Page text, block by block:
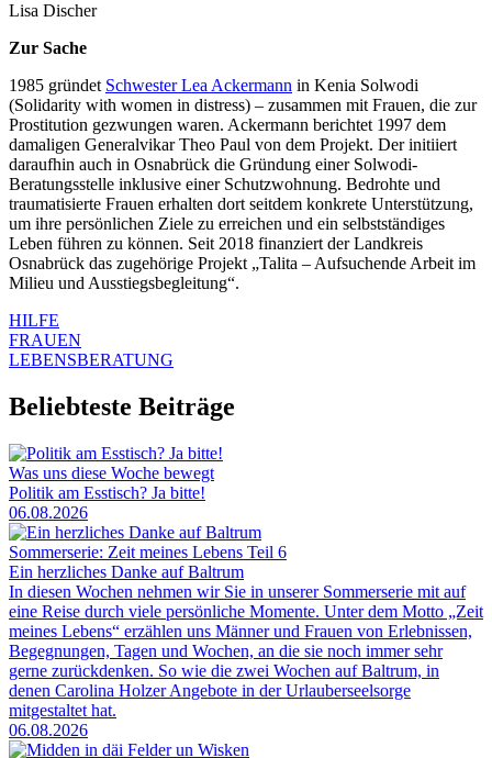
Lisa Discher
Zur Sache
1985 gründet Schwester Lea Ackermann in Kenia Solwodi
(Solidarity with women in distress) – zusammen mit Frauen, die zur
Prostitution gezwungen waren. Ackermann berichtet 1997 dem
damaligen Generalvikar Theo Paul von dem Projekt. Der initiiert
daraufhin auch in Osnabrück die Gründung einer Solwodi-
Beratungsstelle inklusive einer Schutzwohnung. Bedrohte und
traumatisierte Frauen erhalten dort seitdem konkrete Unterstützung,
um ihre persönlichen Ziele zu erreichen und ein selbstständiges
Leben führen zu können. Seit 2018 finanziert der Landkreis
Osnabrück das zugehörige Projekt „Talita – Aufsuchende Arbeit im
Milieu und Ausstiegsbegleitung“.
HILFE
FRAUEN
LEBENSBERATUNG
Beliebteste Beiträge
Was uns diese Woche bewegt
Politik am Esstisch? Ja bitte!
06.08.2026
Sommerserie: Zeit meines Lebens Teil 6
Ein herzliches Danke auf Baltrum
In diesen Wochen nehmen wir Sie in unserer Sommerserie mit auf
eine Reise durch viele persönliche Momente. Unter dem Motto „Zeit
meines Lebens“ erzählen uns Männer und Frauen von Erlebnissen,
Begegnungen, Tagen und Wochen, an die sie noch immer sehr
gerne zurückdenken. So wie die zwei Wochen auf Baltrum, in
denen Carolina Holzer Angebote in der Urlauberseelsorge
mitgestaltet hat.
06.08.2026